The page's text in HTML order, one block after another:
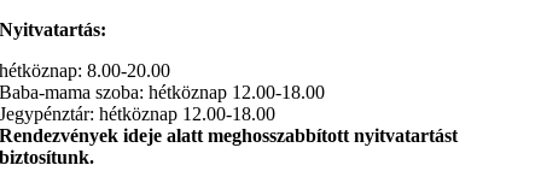
Nyitvatartás:
hétköznap: 8.00-20.00
Baba-mama szoba: hétköznap 12.00-18.00
Jegypénztár: hétköznap 12.00-18.00
Rendezvények ideje alatt meghosszabbított nyitvatartást
biztosítunk.